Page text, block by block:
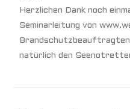
Herzlichen Dank noch
Seminarleitung von
natürlich den